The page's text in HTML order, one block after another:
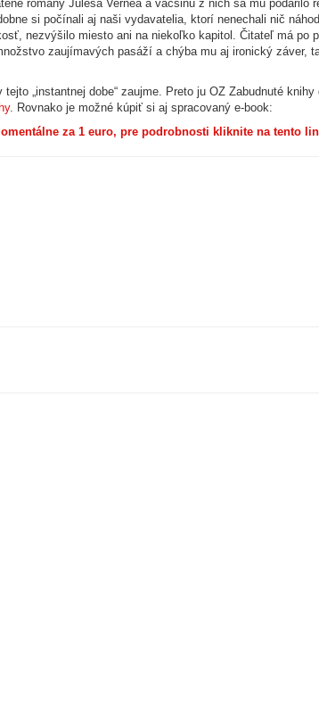
romány Julesa Vernea a väčšinu z nich sa mu podarilo
si počínali aj naši vydavatelia, ktorí nenechali nič
nezvýšilo miesto ani na niekoľko kapitol. Čitateľ má po
zaujímavých pasáží a chýba mu aj ironický záver,
„instantnej dobe“ zaujme. Preto ju OZ Zabudnuté
. Rovnako je možné kúpiť si aj spracovaný e-book:
za 1 euro, pre podrobnosti kliknite na tento